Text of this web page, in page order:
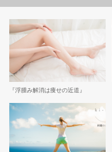
『浮腫み解消は痩せの近道』